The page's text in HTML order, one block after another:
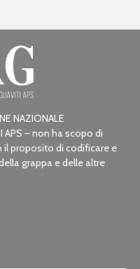
NAZIONALE
APS – non ha scopo di
il proposito di codificare e
grappa e delle altre